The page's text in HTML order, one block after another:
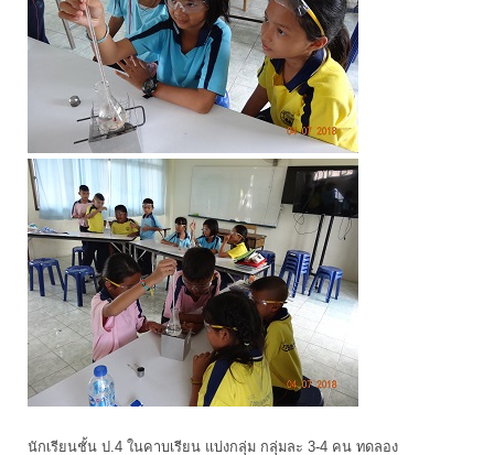
นักเรียนชั้น ป.4 ในคาบเรียน แบ่งกลุ่ม กลุ่มละ 3-4 คน ทดลอง